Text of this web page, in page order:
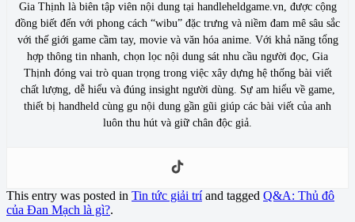
Gia Thịnh là biên tập viên nội dung tại handleheldgame.vn, được cộng
đồng biết đến với phong cách “wibu” đặc trưng và niềm đam mê sâu sắc
với thế giới game cầm tay, movie và văn hóa anime. Với khả năng tổng
hợp thông tin nhanh, chọn lọc nội dung sát nhu cầu người đọc, Gia
Thịnh đóng vai trò quan trọng trong việc xây dựng hệ thống bài viết
chất lượng, dễ hiểu và đúng insight người dùng. Sự am hiểu về game,
thiết bị handheld cùng gu nội dung gần gũi giúp các bài viết của anh
luôn thu hút và giữ chân độc giả.
This entry was posted in Tin tức giải tríand tagged Q&A: Thủ đô
của Đan Mạch là gì?.